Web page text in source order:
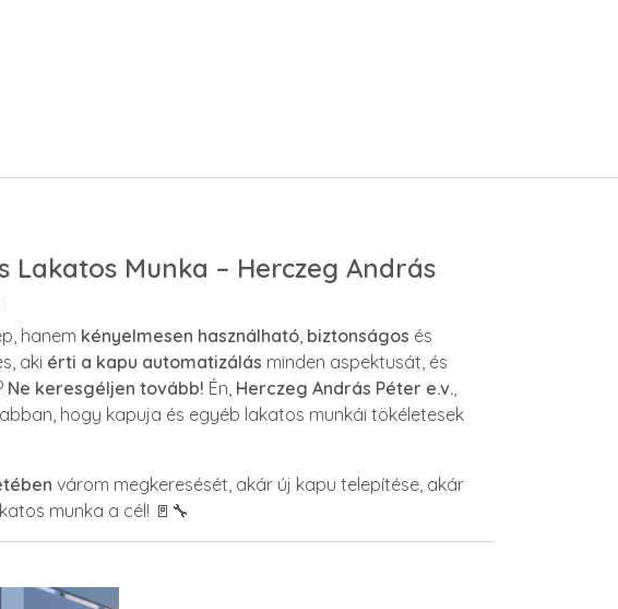
Lakatos Munka – Herczeg András
hanem kényelmesen használható, biztonságos és
aki érti a kapu automatizálás minden aspektusát, és
Ne keresgéljen tovább! Én, Herczeg András Péter e.v.,
hogy kapuja és egyéb lakatos munkái tökéletesek
várom megkeresését, akár új kapu telepítése, akár
munka a cél! 🚪🔧